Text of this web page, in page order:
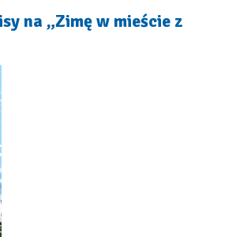
na „Zimę w mieście z